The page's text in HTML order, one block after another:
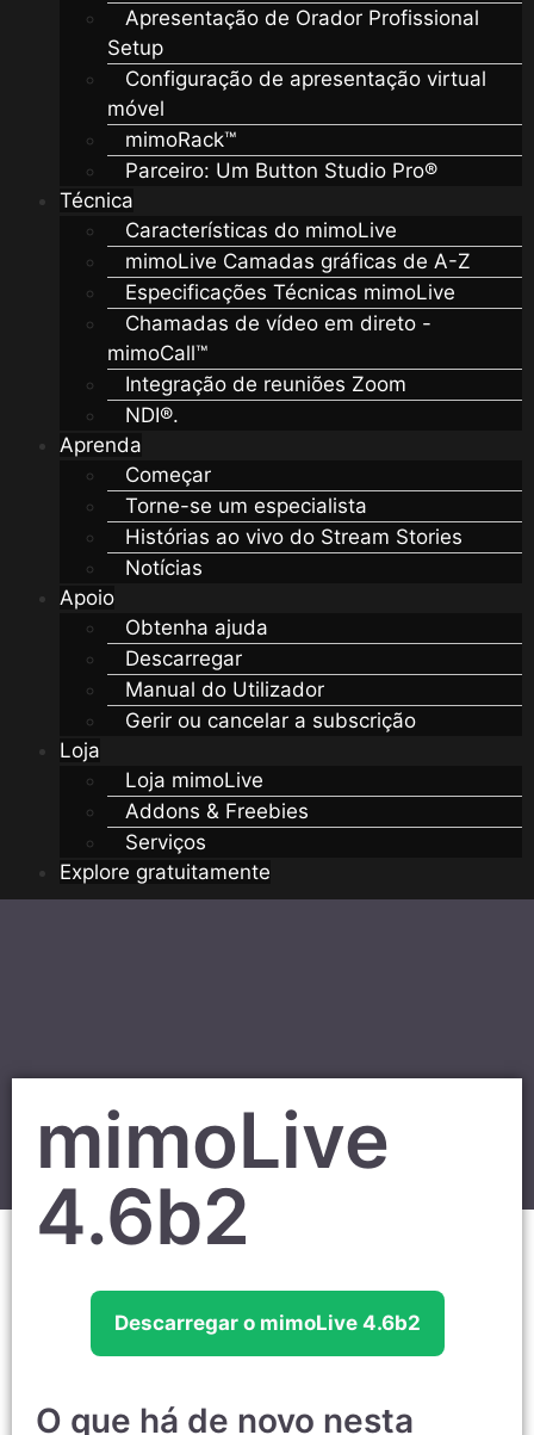
Apresentação de Orador Profissional
Setup
Configuração de apresentação virtual
móvel
mimoRack™
Parceiro: Um Button Studio Pro®
Técnica
Características do mimoLive
mimoLive Camadas gráficas de A-Z
Especificações Técnicas mimoLive
Chamadas de vídeo em direto -
mimoCall™
Integração de reuniões Zoom
NDI®.
Aprenda
Começar
Torne-se um especialista
Histórias ao vivo do Stream Stories
Notícias
Apoio
Obtenha ajuda
Descarregar
Manual do Utilizador
Gerir ou cancelar a subscrição
Loja
Loja mimoLive
Addons & Freebies
Serviços
Explore gratuitamente
mimoLive
4.6b2
Descarregar o mimoLive 4.6b2
O que há de novo nesta